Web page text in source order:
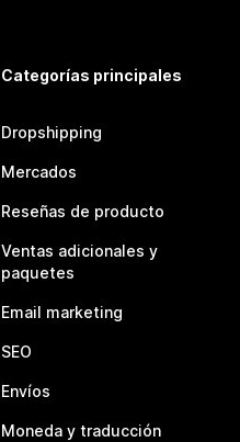
Categorías principales
Dropshipping
Mercados
Reseñas de producto
Ventas adicionales y
paquetes
Email marketing
SEO
Envíos
Moneda y traducción